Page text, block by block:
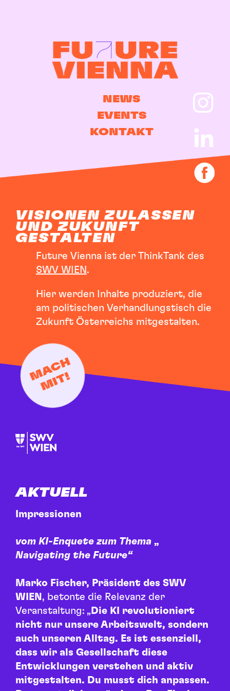
NEWS
EVENTS
KONTAKT
VISIONEN ZULASSEN
UND ZUKUNFT
GESTALTEN
Future Vienna ist der ThinkTank des
SWV WIEN .
Hier werden Inhalte produziert, die
am politischen Verhandlungstisch die
Zukunft Österreichs mitgestalten.
MACH
MIT!
AKTUELL
Impressionen
vom KI-Enquete zum Thema „
Navigating the Future“
Marko Fischer, Präsident des SWV
WIEN , betonte die Relevanz der
Veranstaltung: „ Die KI revolutioniert
nicht nur unsere Arbeitswelt, sondern
auch unseren Alltag. Es ist essenziell,
dass wir als Gesellschaft diese
Entwicklungen verstehen und aktiv
mitgestalten. Du musst dich anpassen.